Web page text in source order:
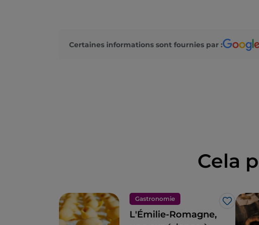
Certaines informations sont fournies par :
Cela
Gastronomie
J’aime
L'Émilie-Romagne,